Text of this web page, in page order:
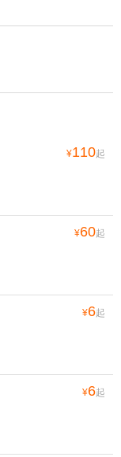
¥110起
¥60起
¥6起
¥6起